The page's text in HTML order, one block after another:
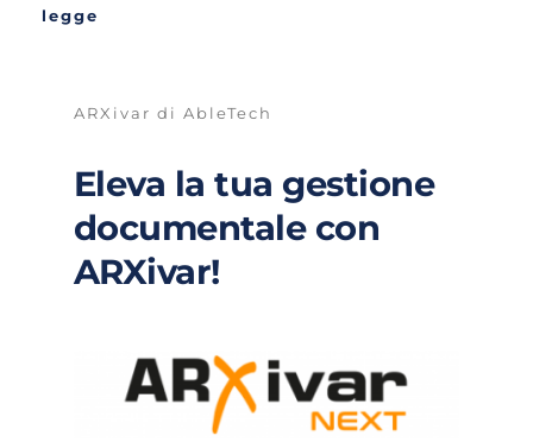
legge
ARXivar di AbleTech
Eleva la tua gestione
documentale con
ARXivar!